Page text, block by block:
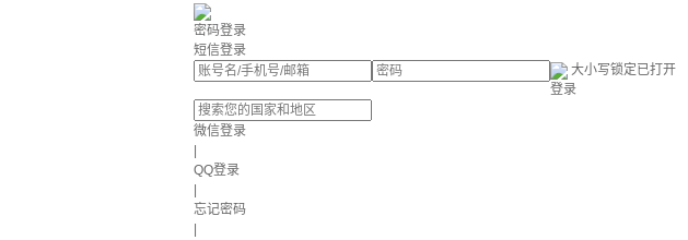
密码登录
短信登录
大小写锁定已打开
登录
微信登录
QQ登录
忘记密码